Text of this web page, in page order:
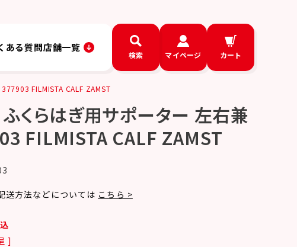
ある質問店舗一覧
検索 マイページ カート
FILMISTA CALF ZAMST
ふくらはぎ用サポーター 左右兼
FILMISTA CALF ZAMST
送方法などについては こちら >
]